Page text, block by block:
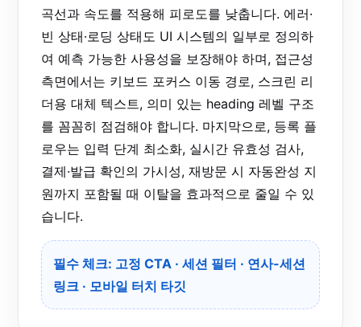
곡선과 속도를 적용해 피로도를 낮춥니다. 에러·
빈 상태·로딩 상태도 UI 시스템의 일부로 정의하
여 예측 가능한 사용성을 보장해야 하며, 접근성
측면에서는 키보드 포커스 이동 경로, 스크린 리
더용 대체 텍스트, 의미 있는 heading 레벨 구조
를 꼼꼼히 점검해야 합니다. 마지막으로, 등록 플
로우는 입력 단계 최소화, 실시간 유효성 검사,
결제·발급 확인의 가시성, 재방문 시 자동완성 지
원까지 포함될 때 이탈을 효과적으로 줄일 수 있
습니다.
필수 체크: 고정 CTA · 세션 필터 · 연사-세션
링크 · 모바일 터치 타깃